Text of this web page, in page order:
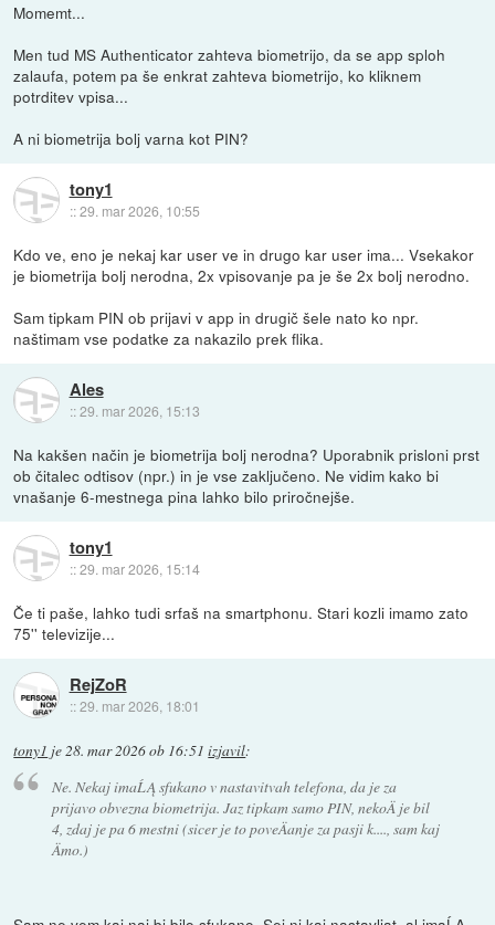
Momemt...
Men tud MS Authenticator zahteva biometrijo, da se app sploh
zalaufa, potem pa še enkrat zahteva biometrijo, ko kliknem
potrditev vpisa...
A ni biometrija bolj varna kot PIN?
tony1
::29. mar 2026, 10:55
Kdo ve, eno je nekaj kar user ve in drugo kar user ima... Vsekakor
je biometrija bolj nerodna, 2x vpisovanje pa je še 2x bolj nerodno.
Sam tipkam PIN ob prijavi v app in drugič šele nato ko npr.
naštimam vse podatke za nakazilo prek flika.
Ales
::29. mar 2026, 15:13
Na kakšen način je biometrija bolj nerodna? Uporabnik prisloni prst
ob čitalec odtisov (npr.) in je vse zaključeno. Ne vidim kako bi
vnašanje 6-mestnega pina lahko bilo priročnejše.
tony1
::29. mar 2026, 15:14
Če ti paše, lahko tudi srfaš na smartphonu. Stari kozli imamo zato
75'' televizije...
RejZoR
::29. mar 2026, 18:01
tony1 je 28. mar 2026 ob 16:51 izjavil:
Ne. Nekaj imaĹĄ sfukano v nastavitvah telefona, da je za
prijavo obvezna biometrija. Jaz tipkam samo PIN, nekoÄ je bil
4, zdaj je pa 6 mestni (sicer je to poveÄanje za pasji k...., sam kaj
Ämo.)